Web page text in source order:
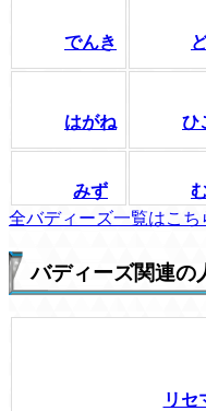
でんき
はがね ひ
みず
全バディーズ一覧はこち
バディーズ関連の
リセ